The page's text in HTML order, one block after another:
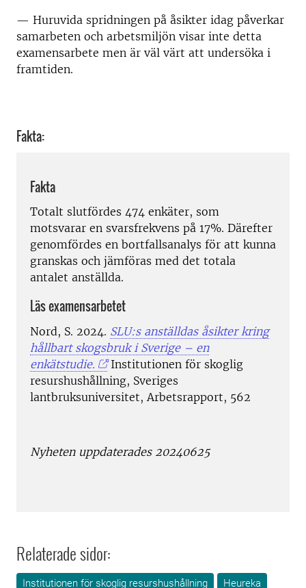
— Huruvida spridningen på åsikter idag påverkar
samarbeten och arbetsmiljön visar inte detta
examensarbete men är väl värt att undersöka i
framtiden.
Fakta:
Fakta
Totalt slutfördes 474 enkäter, som
motsvarar en svarsfrekvens på 17%. Därefter
genomfördes en bortfallsanalys för att kunna
granskas och jämföras med det totala
antalet anställda.
Läs examensarbetet
Nord, S. 2024. SLU:s anställdas åsikter kring
hållbart skogsbruk i Sverige – en
enkätstudie.
Institutionen för skoglig
resurshushållning, Sveriges
lantbruksuniversitet, Arbetsrapport, 562
Nyheten uppdaterades 20240625
Relaterade sidor:
Institutionen för skoglig resurshushållning Heureka